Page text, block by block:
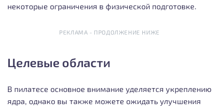
некоторые ограничения в физической подготовке.
РЕКЛАМА - ПРОДОЛЖЕНИЕ НИЖЕ
Целевые области
В пилатесе основное внимание уделяется укреплению
ядра, однако вы также можете ожидать улучшения